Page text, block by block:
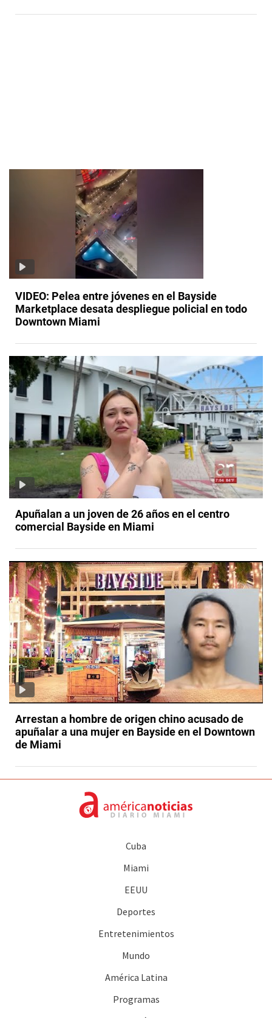
VIDEO: Pelea entre jóvenes en el Bayside
Marketplace desata despliegue policial en todo
Downtown Miami
Apuñalan a un joven de 26 años en el centro
comercial Bayside en Miami
Arrestan a hombre de origen chino acusado de
apuñalar a una mujer en Bayside en el Downtown
de Miami
Cuba
Miami
EEUU
Deportes
Entretenimientos
Mundo
América Latina
Programas